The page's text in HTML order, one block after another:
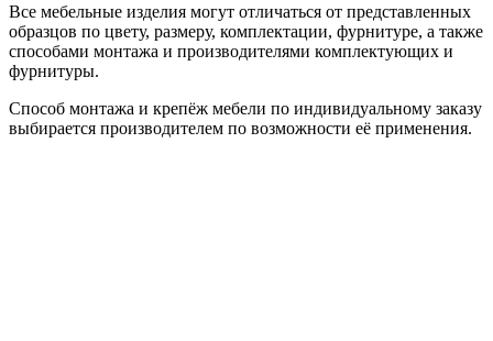
Все мебельные изделия могут отличаться от представленных
образцов по цвету, размеру, комплектации, фурнитуре, а также
способами монтажа и производителями комплектующих и
фурнитуры.
Способ монтажа и крепёж мебели по индивидуальному заказу
выбирается производителем по возможности её применения.